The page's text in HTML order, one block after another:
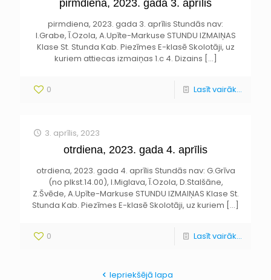
pirmdiena, 2023. gada 3. aprīlis
pirmdiena, 2023. gada 3. aprīlis Stundās nav:
I.Grabe, Ī.Ozola, A.Upīte-Markuse STUNDU IZMAIŅAS
Klase St. Stunda Kab. Piezīmes E-klasē Skolotāji, uz
kuriem attiecas izmaiņas 1.c 4. Dizains […]
0 Lasīt vairāk...
3. aprīlis, 2023
otrdiena, 2023. gada 4. aprīlis
otrdiena, 2023. gada 4. aprīlis Stundās nav: G.Grīva
(no plkst.14.00), I.Miglava, Ī.Ozola, D.Stalšāne,
Z.Švēde, A.Upīte-Markuse STUNDU IZMAIŅAS Klase St.
Stunda Kab. Piezīmes E-klasē Skolotāji, uz kuriem […]
0 Lasīt vairāk...
Iepriekšējā lapa